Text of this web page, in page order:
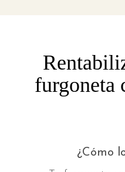
furgoneta
¿Cómo